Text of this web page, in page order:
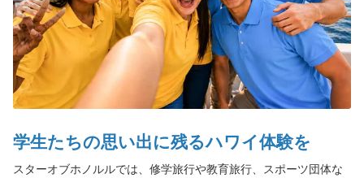
金曜限定 スリースター サンセットディナー＆ショークルーズ
金曜限定 ノバファイブスター サンセットディナー＆ジャズ
エンハンスメント（追加手配プラン）
ホリデークルーズ
ホリデークルーズ
学生たちの思い出に残るハワイ体験を
スターオブホノルルでは、修学旅行や教育旅行、スポーツ団体な